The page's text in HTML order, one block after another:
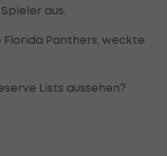
aus.
Panthers, weckte
Lists aussehen?